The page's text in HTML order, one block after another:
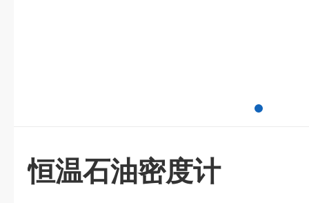
恒温石油密度计